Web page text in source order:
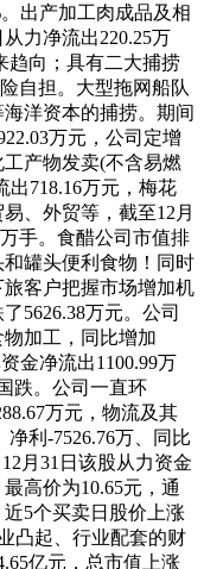
出产加工肉成品及相
力净流出220.25万
趋向；具有二大捕捞
自担。大型拖网船队
洋资本的捕捞。期间
万元，公司定增
产物发卖(不含易燃
718.16万元，梅花
、外贸等，截至12月
手。食醋公司市值排
罐头便利食物！同时
客户把握市场增加机
5626.38万元。公司
加工，同比增加
金净流出1100.99万
跌。公司一直环
万元，物流及其
利-7526.76万、同比
月31日该股从力资金
高价为10.65元，通
5个买卖日股价上涨
凸起、行业配套的财
亿元，总市值上涨